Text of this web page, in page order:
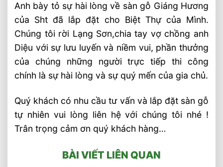
Anh bày tỏ sự hài lòng về sàn gỗ Giáng Hương
của Sht đã lắp đặt cho Biệt Thự của Mình.
Chúng tôi rời Lạng Sơn,chia tay vợ chồng anh
Diệu với sự lưu luyến và niềm vui, phần thưởng
của chúng những người trực tiếp thi công
chính là sự hài lòng và sự quý mến của gia chủ.
Quý khách có nhu cầu tư vấn và lắp đặt sàn gỗ
tự nhiên vui lòng liên hệ với chúng tôi nhé !
Trân trọng cảm ơn quý khách hàng…
BÀI VIẾT LIÊN QUAN